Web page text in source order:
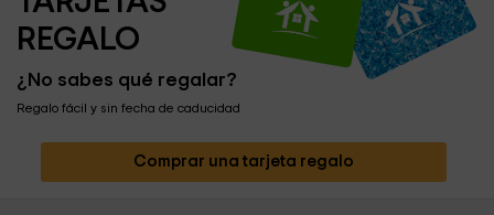
REGALO
¿No sabes qué regalar?
Regalo fácil y sin fecha de caducidad
Comprar una tarjeta regalo